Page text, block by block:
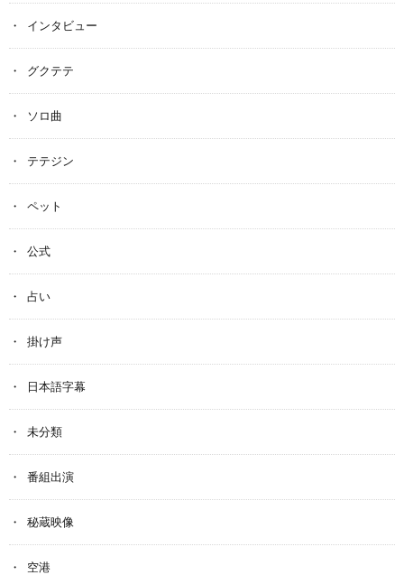
インタビュー
グクテテ
ソロ曲
テテジン
ペット
公式
占い
掛け声
日本語字幕
未分類
番組出演
秘蔵映像
空港